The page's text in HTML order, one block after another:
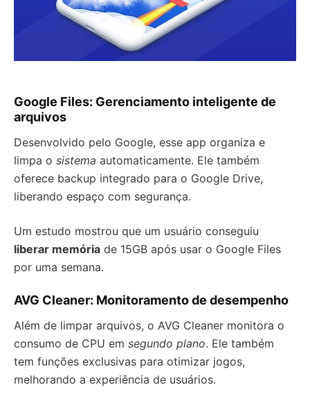
Google Files: Gerenciamento inteligente de
arquivos
Desenvolvido pelo Google, esse app organiza e
limpa o sistema automaticamente. Ele também
oferece backup integrado para o Google Drive,
liberando espaço com segurança.
Um estudo mostrou que um usuário conseguiu
liberar memória de 15GB após usar o Google Files
por uma semana.
AVG Cleaner: Monitoramento de desempenho
Além de limpar arquivos, o AVG Cleaner monitora o
consumo de CPU em segundo plano. Ele também
tem funções exclusivas para otimizar jogos,
melhorando a experiência de usuários.